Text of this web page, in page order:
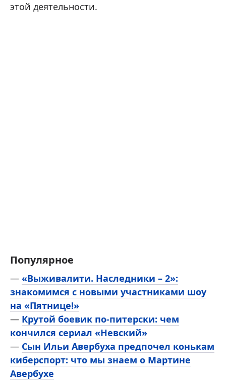
этой деятельности.
Популярное
— «Выживалити. Наследники – 2»:
знакомимся с новыми участниками шоу
на «Пятнице!»
— Крутой боевик по-питерски: чем
кончился сериал «Невский»
— Сын Ильи Авербуха предпочел конькам
киберспорт: что мы знаем о Мартине
Авербухе